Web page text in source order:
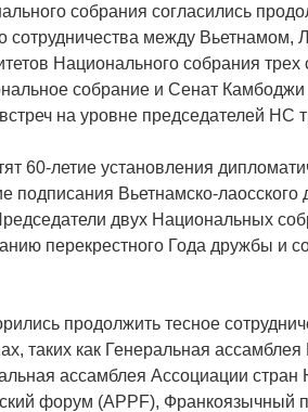
собрания согласились
сотрудничества между
Национального собрания
собрание и Сенат Камбоджи
на уровне председателей НС
60-летие установления
подписания Вьетнамско-
двух Национальных
перекрестного Года дружбы и
продолжить тесное
таких как Генеральная
ассамблея Ассоциации стран
форум (APPF), Франкоязычный